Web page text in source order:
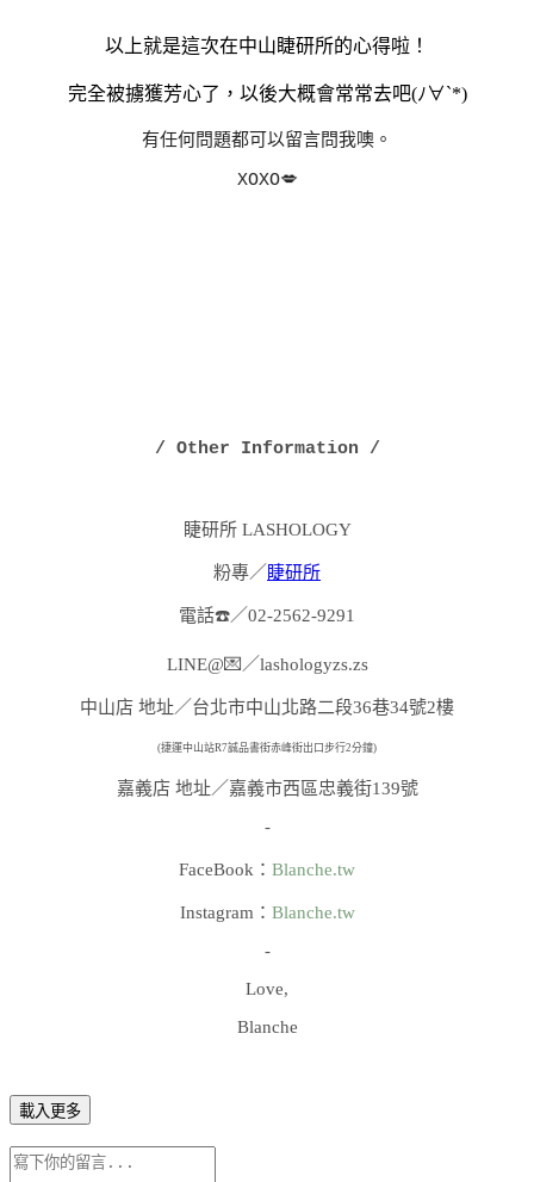
以上就是這次在中山睫研所的心得啦！
完全被擄獲芳心了，以後大概會常常去吧(ﾉ∀`*)
有任何問題都可以留言問我噢。
XOXO💋
/ Other Information /
睫研所 LASHOLOGY
粉專／ 睫研所
電話☎️／02-2562-9291
LINE@💌／lashologyzs.zs
中山店 地址／台北市中山北路二段36巷34號2樓
(捷運中山站R7誠品書街赤峰街出口步行2分鐘)
嘉義店 地址／嘉義市西區忠義街139號
-
FaceBook： Blanche.tw
Instagram： Blanche.tw
-
Love,
Blanche
載入更多